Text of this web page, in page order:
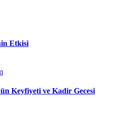
Etkisi
Keyfiyeti ve Kadir Gecesi